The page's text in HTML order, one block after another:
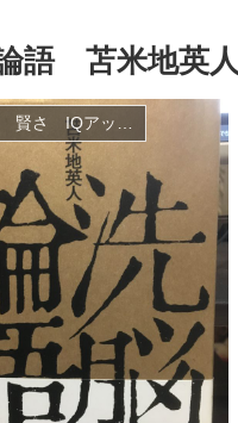
語 苫米地英人
本 ： 賢さ IQアップ 技術